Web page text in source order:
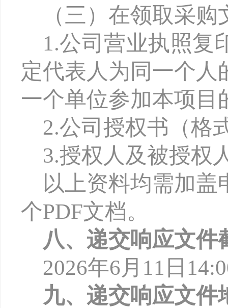
（三）在领取采
1.公司营业执照复
定代表人为同一个
一个单位参加本项目
2.公司授权书（格
3.授权人及被授权
以上资料均需加
个PDF文档。
八、递交响应文件
2026年6月11日
九、递交响应文件